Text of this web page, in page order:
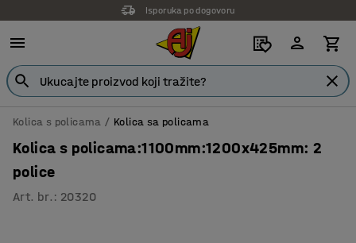
Isporuka po dogovoru
Kolica s policama Kolica sa policama
Kolica s policama:1100mm:1200x425mm: 2
police
Art. br. : 20320